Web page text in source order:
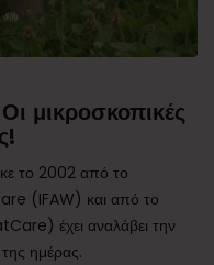
μικροσκοπικές
το 2002 από το
(IFAW) και από το
έχει αναλάβει την
ημέρας.